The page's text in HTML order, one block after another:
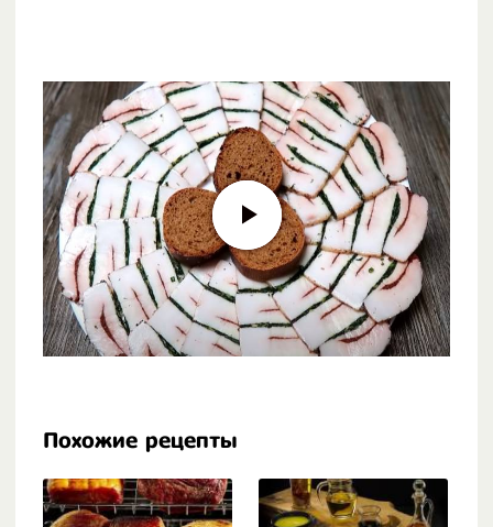
Похожие рецепты